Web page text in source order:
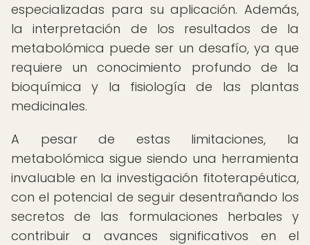
especializadas para su aplicación. Además,
la interpretación de los resultados de la
metabolómica puede ser un desafío, ya que
requiere un conocimiento profundo de la
bioquímica y la fisiología de las plantas
medicinales.
A pesar de estas limitaciones, la
metabolómica sigue siendo una herramienta
invaluable en la investigación fitoterapéutica,
con el potencial de seguir desentrañando los
secretos de las formulaciones herbales y
contribuir a avances significativos en el